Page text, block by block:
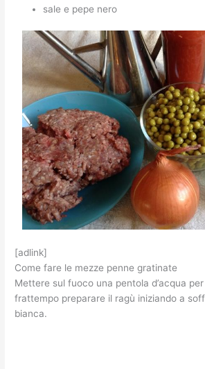
sale e pepe nero
[adlink]
Come fare le mezze penne gratinate
Mettere sul fuoco una pentola d’acqua
frattempo preparare il ragù iniziando a
bianca.